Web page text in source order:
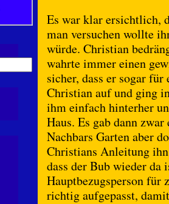
Es war klar ersichtlich,
man versuchen wollte
würde. Christian
wahrte immer einen
sicher, dass er sogar
Christian auf und ging
ihm einfach hinterher
Haus. Es gab dann
Nachbars Garten aber
Christians Anleitung
dass der Bub wieder da
Hauptbezugsperson
richtig aufgepasst,